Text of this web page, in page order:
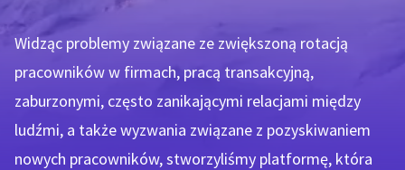
Widząc problemy związane ze zwiększoną rotacją
pracowników w firmach, pracą transakcyjną,
zaburzonymi, często zanikającymi relacjami między
ludźmi, a także wyzwania związane z pozyskiwaniem
nowych pracowników, stworzyliśmy platformę, która